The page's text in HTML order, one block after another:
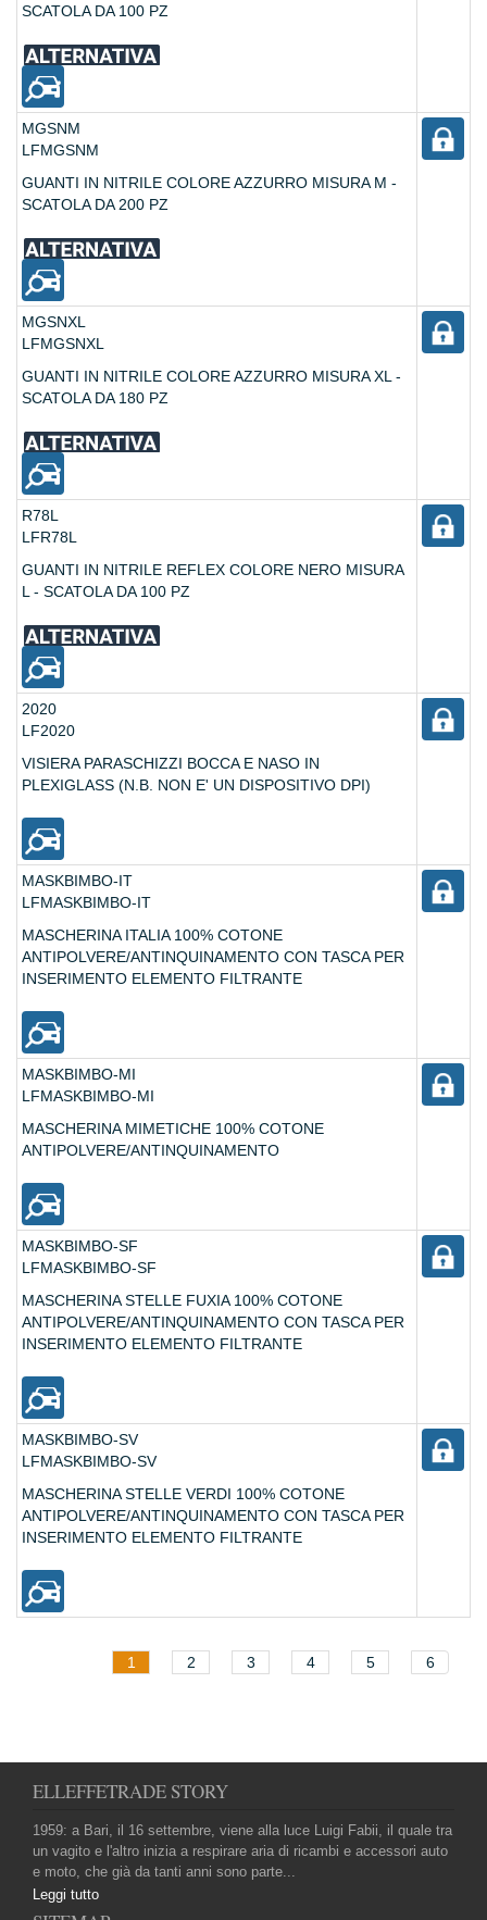
SCATOLA DA 100 PZ
MGSNM
LFMGSNM
GUANTI IN NITRILE COLORE AZZURRO MISURA M -
SCATOLA DA 200 PZ
MGSNXL
LFMGSNXL
GUANTI IN NITRILE COLORE AZZURRO MISURA XL -
SCATOLA DA 180 PZ
R78L
LFR78L
GUANTI IN NITRILE REFLEX COLORE NERO MISURA
L - SCATOLA DA 100 PZ
2020
LF2020
VISIERA PARASCHIZZI BOCCA E NASO IN
PLEXIGLASS (N.B. NON E' UN DISPOSITIVO DPI)
MASKBIMBO-IT
LFMASKBIMBO-IT
MASCHERINA ITALIA 100% COTONE
ANTIPOLVERE/ANTINQUINAMENTO CON TASCA PER
INSERIMENTO ELEMENTO FILTRANTE
MASKBIMBO-MI
LFMASKBIMBO-MI
MASCHERINA MIMETICHE 100% COTONE
ANTIPOLVERE/ANTINQUINAMENTO
MASKBIMBO-SF
LFMASKBIMBO-SF
MASCHERINA STELLE FUXIA 100% COTONE
ANTIPOLVERE/ANTINQUINAMENTO CON TASCA PER
INSERIMENTO ELEMENTO FILTRANTE
MASKBIMBO-SV
LFMASKBIMBO-SV
MASCHERINA STELLE VERDI 100% COTONE
ANTIPOLVERE/ANTINQUINAMENTO CON TASCA PER
INSERIMENTO ELEMENTO FILTRANTE
1 2 3 4 5 6
ELLEFFETRADE STORY
1959: a Bari, il 16 settembre, viene alla luce Luigi Fabii, il quale tra
un vagito e l'altro inizia a respirare aria di ricambi e accessori auto
e moto, che già da tanti anni sono parte...
Leggi tutto